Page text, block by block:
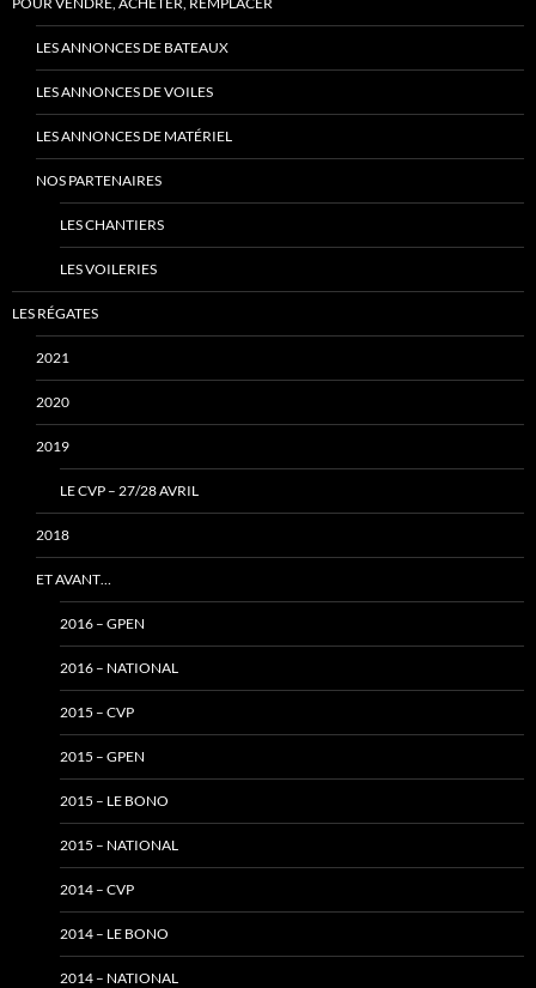
LES ANNONCES DE BATEAUX
LES ANNONCES DE VOILES
LES ANNONCES DE MATÉRIEL
NOS PARTENAIRES
LES CHANTIERS
LES VOILERIES
LES RÉGATES
2021
2020
2019
LE CVP – 27/28 AVRIL
2018
ET AVANT…
2016 – GPEN
2016 – NATIONAL
2015 – CVP
2015 – GPEN
2015 – LE BONO
2015 – NATIONAL
2014 – CVP
2014 – LE BONO
2014 – NATIONAL